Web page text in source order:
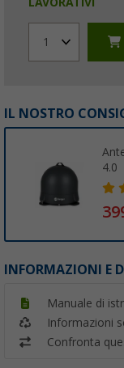
LAVORATIVI
1
IL NOSTRO
4.0
INFORMAZIONI E
Manuale di
Informazioni
Confronta